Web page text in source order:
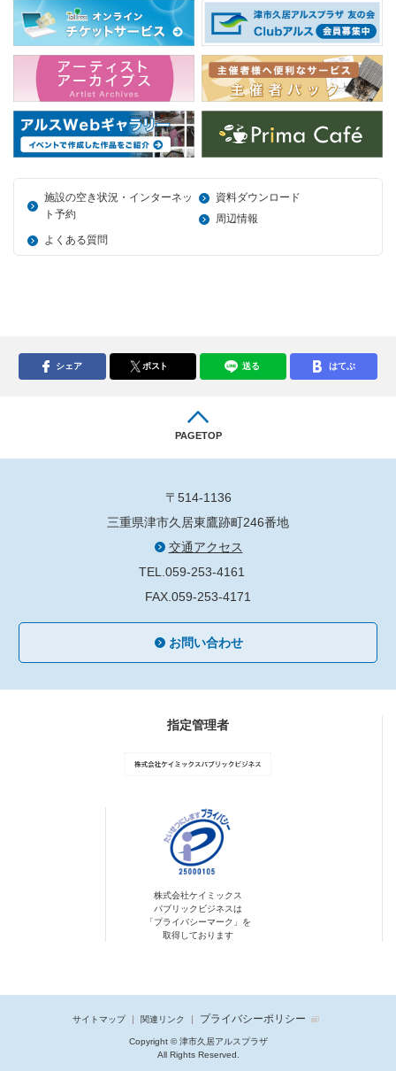
施設の空き状況・インターネッ
ト予約
資料ダウンロード
周辺情報
よくある質問
シェア ポスト 送る はてぶ
PAGETOP
〒514-1136
三重県津市久居東鷹跡町246番地
交通アクセス
TEL.059-253-4161
FAX.059-253-4171
お問い合わせ
指定管理者
株式会社ケイミックス
パブリックビジネスは
「プライバシーマーク」を
取得しております
サイトマップ 関連リンク プライバシーポリシー
Copyright © 津市久居アルスプラザ
All Rights Reserved.